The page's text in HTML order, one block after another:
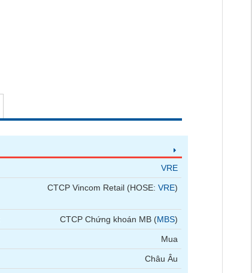
VRE
CTCP Vincom Retail (HOSE:VRE)
CTCP Chứng khoán MB (MBS)
Mua
Châu Âu